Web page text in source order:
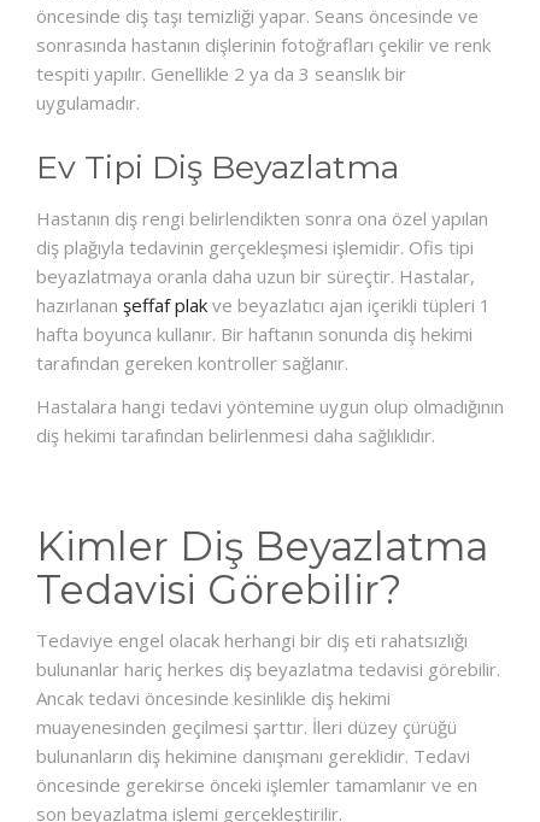
öncesinde diş taşı temizliği yapar. Seans öncesinde ve
sonrasında hastanın dişlerinin fotoğrafları çekilir ve renk
tespiti yapılır. Genellikle 2 ya da 3 seanslık bir
uygulamadır.
Ev Tipi Diş Beyazlatma
Hastanın diş rengi belirlendikten sonra ona özel yapılan
diş plağıyla tedavinin gerçekleşmesi işlemidir. Ofis tipi
beyazlatmaya oranla daha uzun bir süreçtir. Hastalar,
hazırlanan şeffaf plak ve beyazlatıcı ajan içerikli tüpleri 1
hafta boyunca kullanır. Bir haftanın sonunda diş hekimi
tarafından gereken kontroller sağlanır.
Hastalara hangi tedavi yöntemine uygun olup olmadığının
diş hekimi tarafından belirlenmesi daha sağlıklıdır.
Kimler Diş Beyazlatma
Tedavisi Görebilir?
Tedaviye engel olacak herhangi bir diş eti rahatsızlığı
bulunanlar hariç herkes diş beyazlatma tedavisi görebilir.
Ancak tedavi öncesinde kesinlikle diş hekimi
muayenesinden geçilmesi şarttır. İleri düzey çürüğü
bulunanların diş hekimine danışmanı gereklidir. Tedavi
öncesinde gerekirse önceki işlemler tamamlanır ve en
son beyazlatma işlemi gerçekleştirilir.